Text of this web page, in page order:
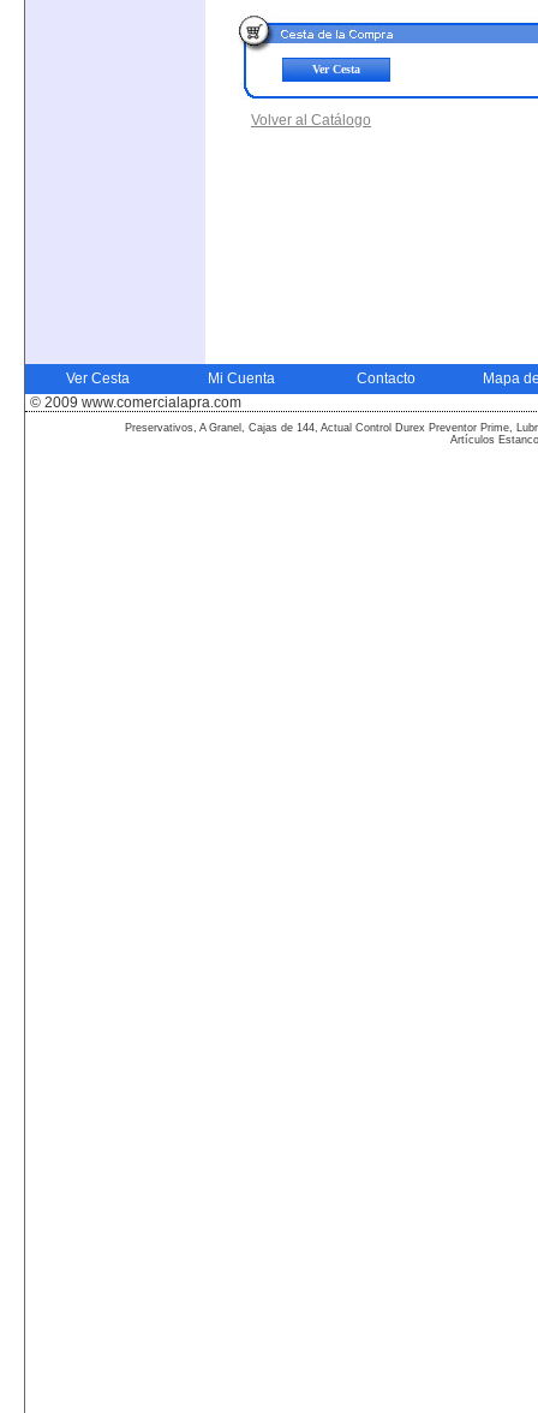
Ver Cesta
Volver al Catálogo
Ver Cesta Mi Cuenta Contacto
Mapa
© 2009 www.comercialapra.com
Preservativos, A Granel, Cajas de 144, Actual Control Durex Preventor Prime,
Artículos